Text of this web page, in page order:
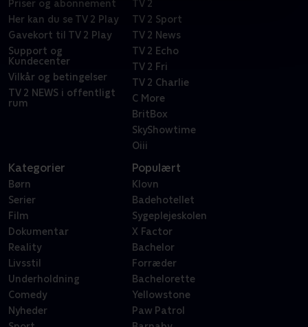
Priser og abonnement
Her kan du se TV 2 Play
Gavekort til TV 2 Play
Support og
Kundecenter
Vilkår og betingelser
TV 2 NEWS i offentligt
rum
TV 2
TV 2 Sport
TV 2 News
TV 2 Echo
TV 2 Fri
TV 2 Charlie
C More
BritBox
SkyShowtime
Oiii
Kategorier
Børn
Serier
Film
Dokumentar
Reality
Livsstil
Underholdning
Comedy
Nyheder
Populært
Klovn
Badehotellet
Sygeplejeskolen
X Factor
Bachelor
Forræder
Bachelorette
Yellowstone
Paw Patrol